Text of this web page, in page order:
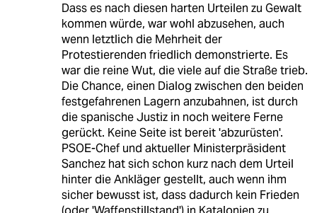
Dass es nach diesen harten Urteilen zu Gewalt
kommen würde, war wohl abzusehen, auch
wenn letztlich die Mehrheit der
Protestierenden friedlich demonstrierte. Es
war die reine Wut, die viele auf die Straße trieb.
Die Chance, einen Dialog zwischen den beiden
festgefahrenen Lagern anzubahnen, ist durch
die spanische Justiz in noch weitere Ferne
gerückt. Keine Seite ist bereit 'abzurüsten'.
PSOE-Chef und aktueller Ministerpräsident
Sanchez hat sich schon kurz nach dem Urteil
hinter die Ankläger gestellt, auch wenn ihm
sicher bewusst ist, dass dadurch kein Frieden